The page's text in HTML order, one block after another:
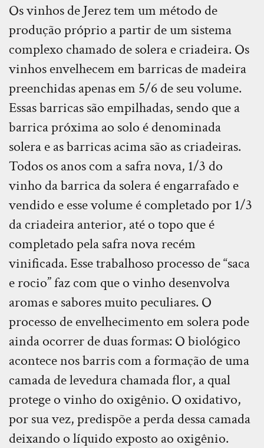
Os vinhos de Jerez tem um método de
produção próprio a partir de um sistema
complexo chamado de solera e criadeira. Os
vinhos envelhecem em barricas de madeira
preenchidas apenas em 5/6 de seu volume.
Essas barricas são empilhadas, sendo que a
barrica próxima ao solo é denominada
solera e as barricas acima são as criadeiras.
Todos os anos com a safra nova, 1/3 do
vinho da barrica da solera é engarrafado e
vendido e esse volume é completado por 1/3
da criadeira anterior, até o topo que é
completado pela safra nova recém
vinificada. Esse trabalhoso processo de “saca
e rocio” faz com que o vinho desenvolva
aromas e sabores muito peculiares. O
processo de envelhecimento em solera pode
ainda ocorrer de duas formas: O biológico
acontece nos barris com a formação de uma
camada de levedura chamada flor, a qual
protege o vinho do oxigênio. O oxidativo,
por sua vez, predispõe a perda dessa camada
deixando o líquido exposto ao oxigênio.